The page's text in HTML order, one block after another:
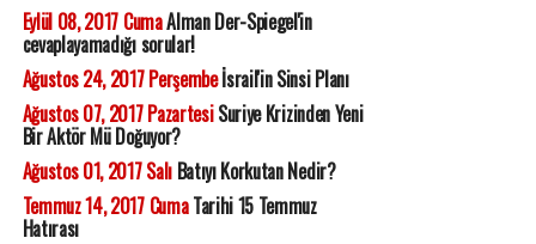
Eylül 08, 2017 CumaAlman Der-Spiegel'in
cevaplayamadığı sorular!
Ağustos 24, 2017 Perşembeİsrail'in Sinsi Planı
Ağustos 07, 2017 PazartesiSuriye Krizinden Yeni
Bir Aktör Mü Doğuyor?
Ağustos 01, 2017 SalıBatıyı Korkutan Nedir?
Temmuz 14, 2017 CumaTarihi 15 Temmuz
Hatırası